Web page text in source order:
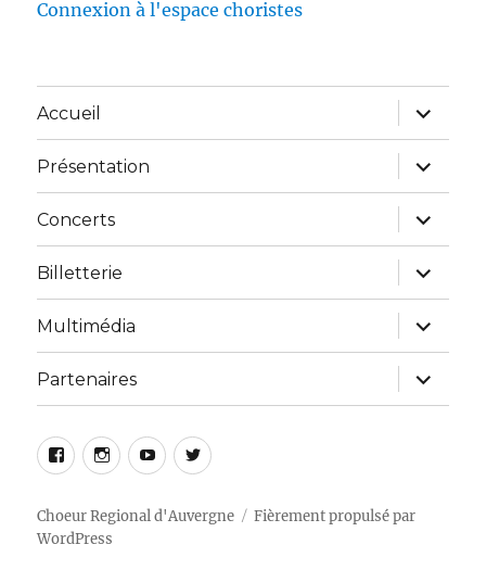
Connexion à l'espace choristes
Accueil
Présentation
Concerts
Billetterie
Multimédia
Partenaires
Choeur Regional d'Auvergne
Fièrement propulsé par
WordPress